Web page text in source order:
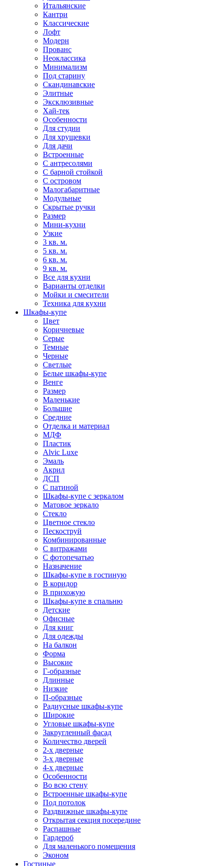
Итальянские
Кантри
Классические
Лофт
Модерн
Прованс
Неоклассика
Минимализм
Под старину
Скандинавские
Элитные
Эксклюзивные
Хай-тек
Особенности
Для студии
Для хрущевки
Для дачи
Встроенные
С антресолями
С барной стойкой
С островом
Малогабаритные
Модульные
Скрытые ручки
Размер
Мини-кухни
Узкие
3 кв. м.
5 кв. м.
6 кв. м.
9 кв. м.
Все для кухни
Варианты отделки
Мойки и смесители
Техника для кухни
Шкафы-купе
Цвет
Коричневые
Серые
Темные
Черные
Светлые
Белые шкафы-купе
Венге
Размер
Маленькие
Большие
Средние
Отделка и материал
МДФ
Пластик
Alvic Luxe
Эмаль
Акрил
ДСП
С патиной
Шкафы-купе с зеркалом
Матовое зеркало
Стекло
Цветное стекло
Пескоструй
Комбинированные
С витражами
С фотопечатью
Назначение
Шкафы-купе в гостиную
В коридор
В прихожую
Шкафы-купе в спальню
Детские
Офисные
Для книг
Для одежды
На балкон
Форма
Высокие
Г-образные
Длинные
Низкие
П-образные
Радиусные шкафы-купе
Широкие
Угловые шкафы-купе
Закругленный фасад
Количество дверей
2-х дверные
3-х дверные
4-х дверные
Особенности
Во всю стену
Встроенные шкафы-купе
Под потолок
Раздвижные шкафы-купе
Открытая секция посередине
Распашные
Гардероб
Для маленького помещения
Эконом
Гостиные